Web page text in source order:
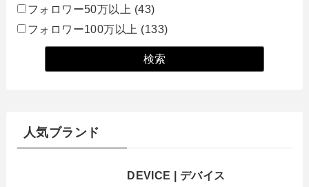
フォロワー50万以上 (43)
フォロワー100万以上 (133)
人気ブランド
DEVICE | デバイス